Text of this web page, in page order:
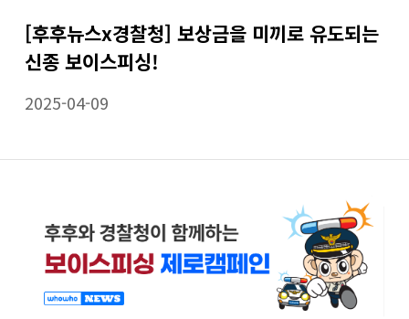
[후후뉴스x경찰청] 보상금을 미끼로 유도되는
신종 보이스피싱!
2025-04-09